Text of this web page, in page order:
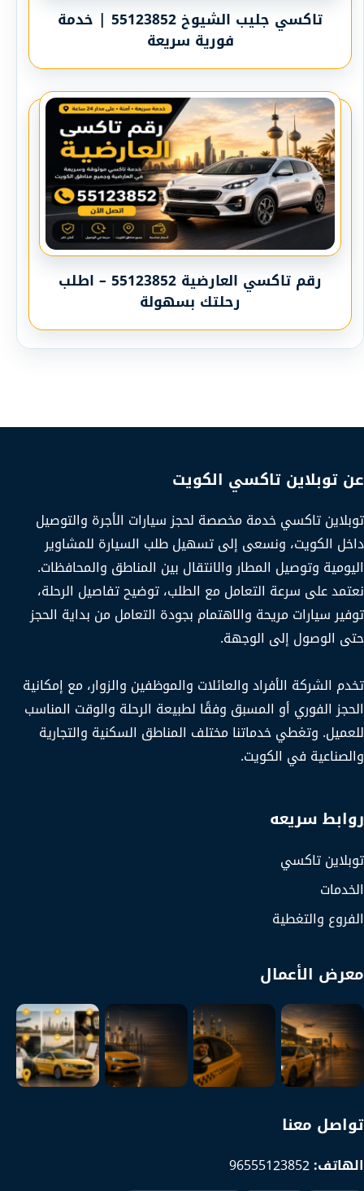
تاكسي جليب الشيوخ 55123852 | خدمة
فورية سريعة
رقم تاكسي العارضية 55123852 – اطلب
رحلتك بسهولة
عن توبلاين تاكسي الكويت
توبلاين تاكسي خدمة مخصصة لحجز سيارات الأجرة والتوصيل
داخل الكويت، ونسعى إلى تسهيل طلب السيارة للمشاوير
اليومية وتوصيل المطار والانتقال بين المناطق والمحافظات.
نعتمد على سرعة التعامل مع الطلب، توضيح تفاصيل الرحلة،
توفير سيارات مريحة والاهتمام بجودة التعامل من بداية الحجز
حتى الوصول إلى الوجهة.
تخدم الشركة الأفراد والعائلات والموظفين والزوار، مع إمكانية
الحجز الفوري أو المسبق وفقًا لطبيعة الرحلة والوقت المناسب
للعميل. وتغطي خدماتنا مختلف المناطق السكنية والتجارية
والصناعية في الكويت.
روابط سريعه
توبلاين تاكسي
الخدمات
الفروع والتغطية
معرض الأعمال
تواصل معنا
الهاتف:96555123852